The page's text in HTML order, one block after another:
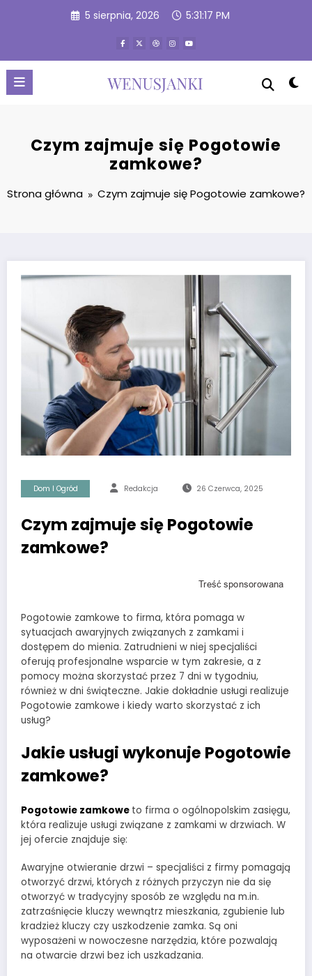
5 sierpnia, 2026 5:31:17 PM
Czym zajmuje się Pogotowie
zamkowe?
Strona główna Czym zajmuje się Pogotowie zamkowe?
Dom I Ogród Redakcja 26 Czerwca, 2025
Czym zajmuje się Pogotowie
zamkowe?
Pogotowie zamkowe to firma, która pomaga w
sytuacjach awaryjnych związanych z zamkami i
dostępem do mienia. Zatrudnieni w niej specjaliści
oferują profesjonalne wsparcie w tym zakresie, a z
pomocy można skorzystać przez 7 dni w tygodniu,
również w dni świąteczne. Jakie dokładnie usługi realizuje
Pogotowie zamkowe i kiedy warto skorzystać z ich
usług?
Jakie usługi wykonuje Pogotowie
zamkowe?
Pogotowie zamkowe to firma o ogólnopolskim zasięgu,
która realizuje usługi związane z zamkami w drzwiach. W
jej ofercie znajduje się:
Awaryjne otwieranie drzwi – specjaliści z firmy pomagają
otworzyć drzwi, których z różnych przyczyn nie da się
otworzyć w tradycyjny sposób ze względu na m.in.
zatrzaśnięcie kluczy wewnątrz mieszkania, zgubienie lub
kradzież kluczy czy uszkodzenie zamka. Są oni
wyposażeni w nowoczesne narzędzia, które pozwalają
na otwarcie drzwi bez ich uszkadzania.